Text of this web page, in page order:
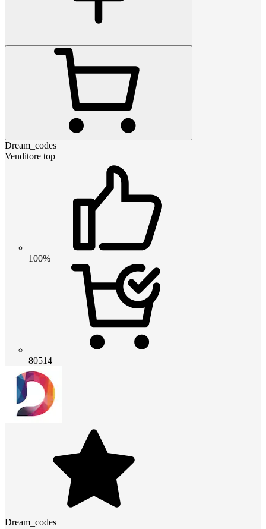
Dream_codes
Venditore top
100%
80514
Dream_codes